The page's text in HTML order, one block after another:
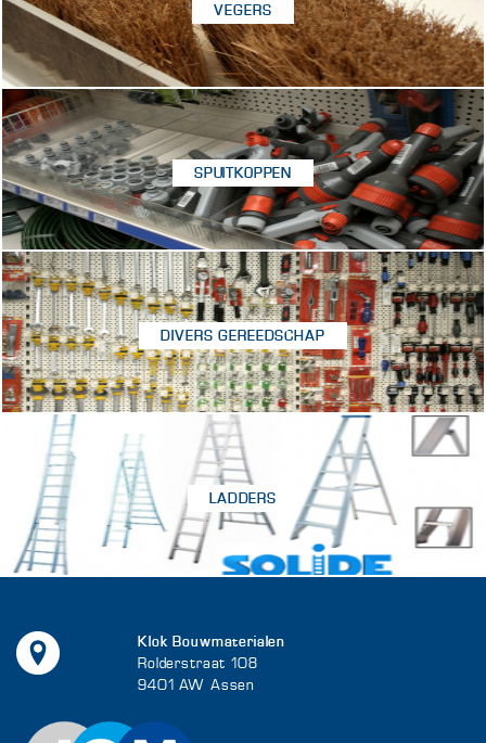
VEGERS
SPUITKOPPEN
DIVERS GEREEDSCHAP
LADDERS
Klok Bouwmaterialen
Rolderstraat 108
9401 AW Assen